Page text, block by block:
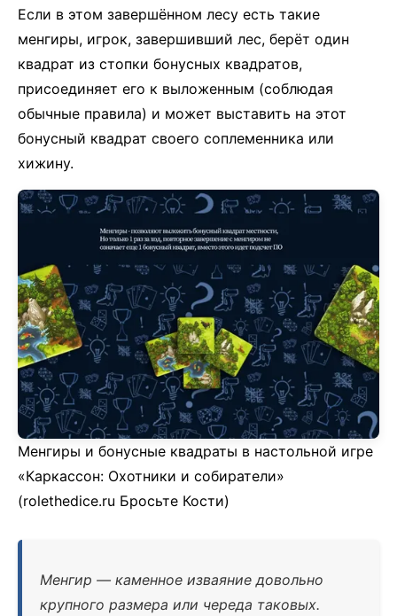
Если в этом завершённом лесу есть такие
менгиры, игрок, завершивший лес, берёт один
квадрат из стопки бонусных квадратов,
присоединяет его к выложенным (соблюдая
обычные правила) и может выставить на этот
бонусный квадрат своего соплеменника или
хижину.
Менгиры и бонусные квадраты в настольной игре
«Каркассон: Охотники и собиратели»
(rolethedice.ru Бросьте Кости)
Менгир — каменное изваяние довольно
крупного размера или череда таковых.